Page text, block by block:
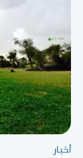
أخبار